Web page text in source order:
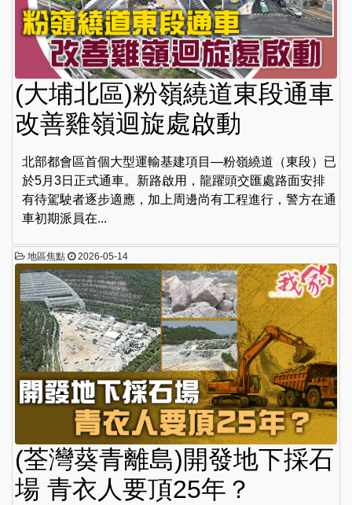
(大埔北區)粉嶺繞道東段通車
改善雞嶺迴旋處啟動
北部都會區首個大型運輸基建項目—粉嶺繞道（東段）已
於5月3日正式通車。新路啟用，龍躍頭交匯處路面安排
有待駕駛者逐步適應，加上周邊尚有工程進行，警方在通
車初期派員在...
地區焦點 2026-05-14
(荃灣葵青離島)開發地下採石
場 青衣人要頂25年？